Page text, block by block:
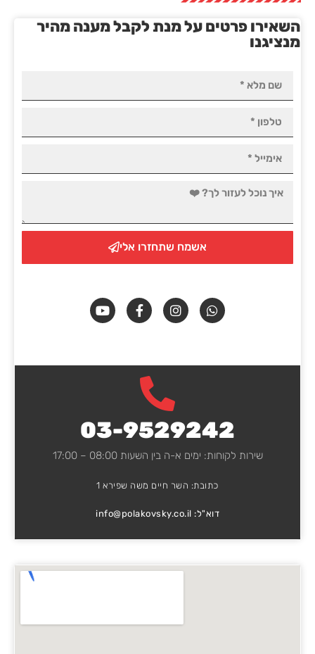
השאירו פרטים על מנת לקבל מענה מהיר
מנציגנו
אשמח שתחזרו אלי
03-9529242
שירות לקוחות: ימים א-ה בין השעות 08:00 – 17:00
כתובת: השר חיים משה שפירא 1
דוא"ל: info@polakovsky.co.il